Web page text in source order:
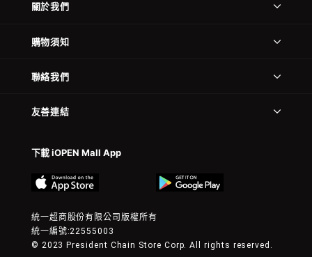
關於我們
購物須知
聯絡我們
友善連結
下載 iOPEN Mall App
統一超商股份有限公司版權所有
統一編號:22555003
© 2023 President Chain Store Corp. All rights reserved.